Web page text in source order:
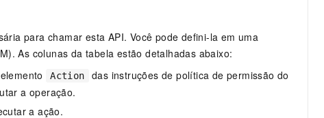
para chamar esta API. Você pode defini-la em uma
As colunas da tabela estão detalhadas abaixo:
Action
das instruções de política de permissão do
a operação.
a ação.